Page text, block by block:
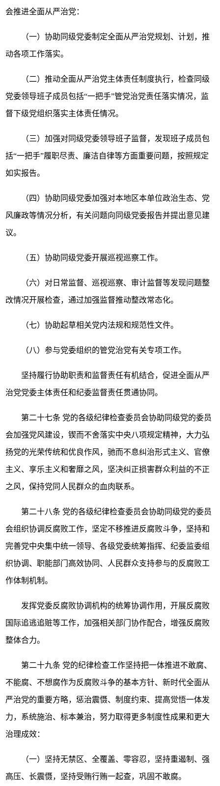
会推进全面从严治党：
（一）协助同级党委制定全面从严治党规划、计划，推
动各项工作落实。
（二）推动全面从严治党主体责任制度执行，检查同级
党委领导班子成员包括“一把手”管党治党责任落实情况，监
督下级党组织落实主体责任情况。
（三）加强对同级党委领导班子监督，发现班子成员包
括“一把手”履职尽责、廉洁自律等方面重要问题，按照规定
如实报告。
（四）协助同级党委加强对本地区本单位政治生态、党
风廉政等情况分析，有关问题向同级党委报告并提出意见建
议。
（五）协助同级党委开展巡视巡察工作。
（六）对日常监督、巡视巡察、审计监督等发现问题整
改情况开展检查，通过加强监督推动整改常态化。
（七）协助起草相关党内法规和规范性文件。
（八）参与党委组织的管党治党有关专项工作。
坚持履行协助职责和监督责任有机结合，促进全面从严
治党党委主体责任和纪委监督责任贯通协同。
第二十七条 党的各级纪律检查委员会协助同级党的委员
会加强党风建设，锲而不舍落实中央八项规定精神，大力弘
扬党的光荣传统和优良作风，驰而不息纠治形式主义、官僚
主义、享乐主义和奢靡之风，坚决纠正损害群众利益的不正
之风，保持党同人民群众的血肉联系。
第二十八条 党的各级纪律检查委员会协助同级党的委员
会组织协调反腐败工作，坚定不移推进反腐败斗争，坚持和
完善党中央集中统一领导、各级党委统筹指挥、纪委监委组
织协调、职能部门高效协同、人民群众支持参与的反腐败工
作体制机制。
发挥党委反腐败协调机构的统筹协调作用，开展反腐败
国际追逃追赃等工作，加强相关部门协作配合，增强反腐败
整体合力。
第二十九条 党的纪律检查工作坚持把一体推进不敢腐、
不能腐、不想腐作为反腐败斗争的基本方针、新时代全面从
严治党的重要方略，惩治震慑、制度约束、提高觉悟一体发
力，系统施治、标本兼治，努力取得更多制度性成果和更大
治理成效：
（一）坚持无禁区、全覆盖、零容忍，坚持重遏制、强
高压、长震慑，坚持受贿行贿一起查，巩固不敢腐。